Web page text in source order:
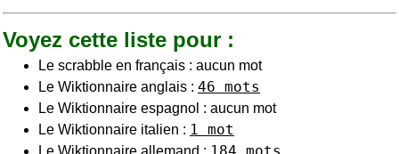
Voyez cette liste pour :
Le scrabble en français : aucun mot
Le Wiktionnaire anglais : 46 mots
Le Wiktionnaire espagnol : aucun mot
Le Wiktionnaire italien : 1 mot
Le Wiktionnaire allemand :